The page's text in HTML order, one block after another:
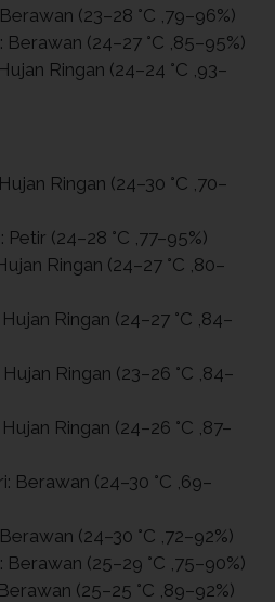
(23–28 °C ,79–96%)
Berawan (24–27 °C ,85–95%)
Ringan (24–24 °C ,93–
Ringan (24–30 °C ,70–
Petir (24–28 °C ,77–95%)
Ringan (24–27 °C ,80–
Ringan (24–27 °C ,84–
Ringan (23–26 °C ,84–
Ringan (24–26 °C ,87–
Berawan (24–30 °C ,69–
(24–30 °C ,72–92%)
Berawan (25–29 °C ,75–90%)
(25–25 °C ,89–92%)